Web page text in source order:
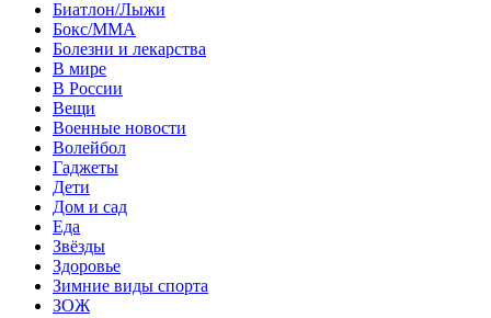
Биатлон/Лыжи
Бокс/MMA
Болезни и лекарства
В мире
В России
Вещи
Военные новости
Волейбол
Гаджеты
Дети
Дом и сад
Еда
Звёзды
Здоровье
Зимние виды спорта
ЗОЖ